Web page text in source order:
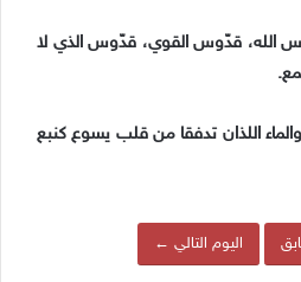
الله، قدّوس القوي، قدّوس الذي لا
والماء اللذان تدفقا من قلب يسوع كنبع
اليوم التالي ←